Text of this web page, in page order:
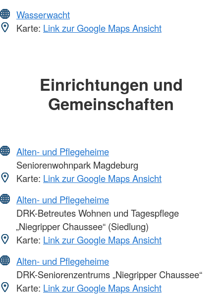
Wasserwacht
Karte: Link zur Google Maps Ansicht
Einrichtungen und
Gemeinschaften
Alten- und Pflegeheime
Seniorenwohnpark Magdeburg
Karte: Link zur Google Maps Ansicht
Alten- und Pflegeheime
DRK-Betreutes Wohnen und Tagespflege
„Niegripper Chaussee“ (Siedlung)
Karte: Link zur Google Maps Ansicht
Alten- und Pflegeheime
DRK-Seniorenzentrums „Niegripper Chaussee“
Karte: Link zur Google Maps Ansicht